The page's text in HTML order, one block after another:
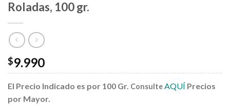
Roladas, 100 gr.
$9.990
El Precio Indicado es por 100 Gr. ConsulteAQUÍ Precios
por Mayor.